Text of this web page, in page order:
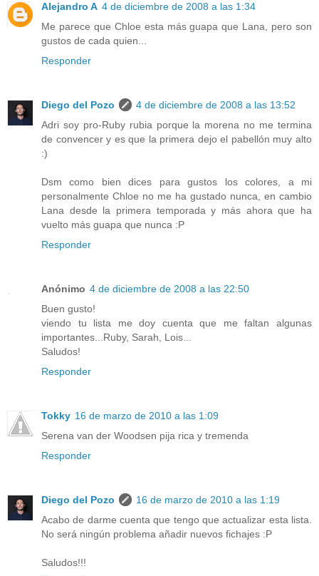
Alejandro A 4 de diciembre de 2008 a las 1:34
Me parece que Chloe esta más guapa que Lana, pero son
gustos de cada quien...
Responder
Diego del Pozo
4 de diciembre de 2008 a las 13:52
Adri soy pro-Ruby rubia porque la morena no me termina
de convencer y es que la primera dejo el pabellón muy alto
:)
Dsm como bien dices para gustos los colores, a mi
personalmente Chloe no me ha gustado nunca, en cambio
Lana desde la primera temporada y más ahora que ha
vuelto más guapa que nunca :P
Responder
Anónimo 4 de diciembre de 2008 a las 22:50
Buen gusto!
viendo tu lista me doy cuenta que me faltan algunas
importantes...Ruby, Sarah, Lois...
Saludos!
Responder
Tokky 16 de marzo de 2010 a las 1:09
Serena van der Woodsen pija rica y tremenda
Responder
Diego del Pozo
16 de marzo de 2010 a las 1:19
Acabo de darme cuenta que tengo que actualizar esta lista.
No será ningún problema añadir nuevos fichajes :P
Saludos!!!